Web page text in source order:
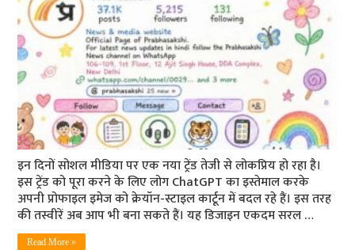
इन दिनों सोशल मीडिया पर एक नया ट्रेंड तेजी से लोकप्रिय हो रहा है।
इस ट्रेंड को पूरा करने के लिए लोग ChatGPT का इस्तेमाल करके
अपनी प्रोफाइल इमेज को क्रेयॉन-स्टाइल कार्टून में बदल रहे हैं। इस तरह
की तस्वीरें अब आप भी बना सकते हैं। यह डिजाइन एकदम सरल …
Read More »